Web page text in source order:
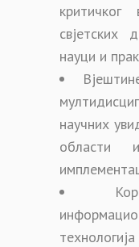
критичког
свјетских
науци и
научних
области